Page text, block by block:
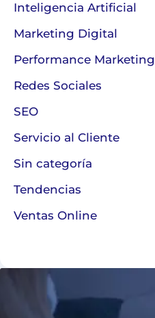
Inteligencia Artificial
Marketing Digital
Performance Marketing
Redes Sociales
SEO
Servicio al Cliente
Sin categoría
Tendencias
Ventas Online